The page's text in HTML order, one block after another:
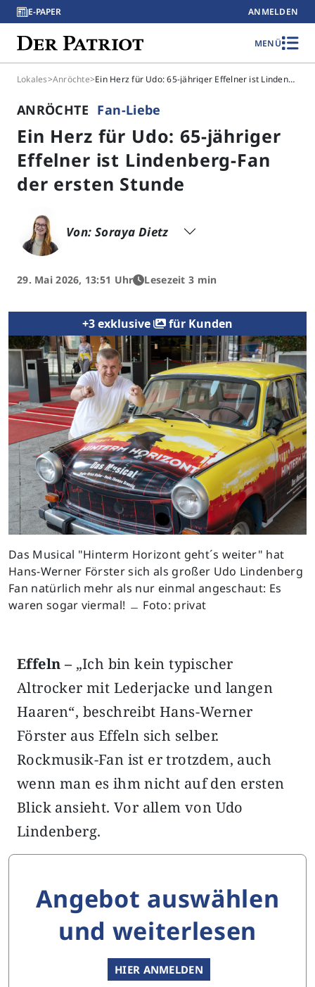
E-PAPER ANMELDEN
MENÜ
Lokales>Anröchte> Ein Herz für Udo: 65-jähriger Effelner ist Lindenberg-Fan der ersten Stunde
ANRÖCHTE Fan-Liebe
Ein Herz für Udo: 65-jähriger
Effelner ist Lindenberg-Fan
der ersten Stunde
Von: Soraya Dietz
29. Mai 2026, 13:51 Uhr Lesezeit 3 min
+3 exklusive für Kunden
Das Musical "Hinterm Horizont geht´s weiter" hat
Hans-Werner Förster sich als großer Udo Lindenberg
Fan natürlich mehr als nur einmal angeschaut: Es
waren sogar viermal! ﹘ Foto: privat
Effeln – „Ich bin kein typischer
Altrocker mit Lederjacke und langen
Haaren“, beschreibt Hans-Werner
Förster aus Effeln sich selber.
Rockmusik-Fan ist er trotzdem, auch
wenn man es ihm nicht auf den ersten
Blick ansieht. Vor allem von Udo
Lindenberg.
Angebot auswählen
und weiterlesen
HIER ANMELDEN